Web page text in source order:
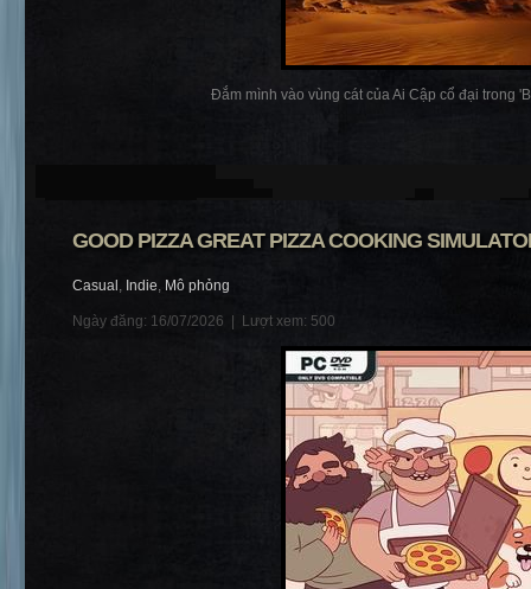
Đắm mình vào vùng cát của Ai Cập cổ đại trong
GOOD PIZZA GREAT PIZZA COOKING
Casual , Indie, Mô phỏng
Ngày đăng: 16/07/2026 | Lượt xem: 500